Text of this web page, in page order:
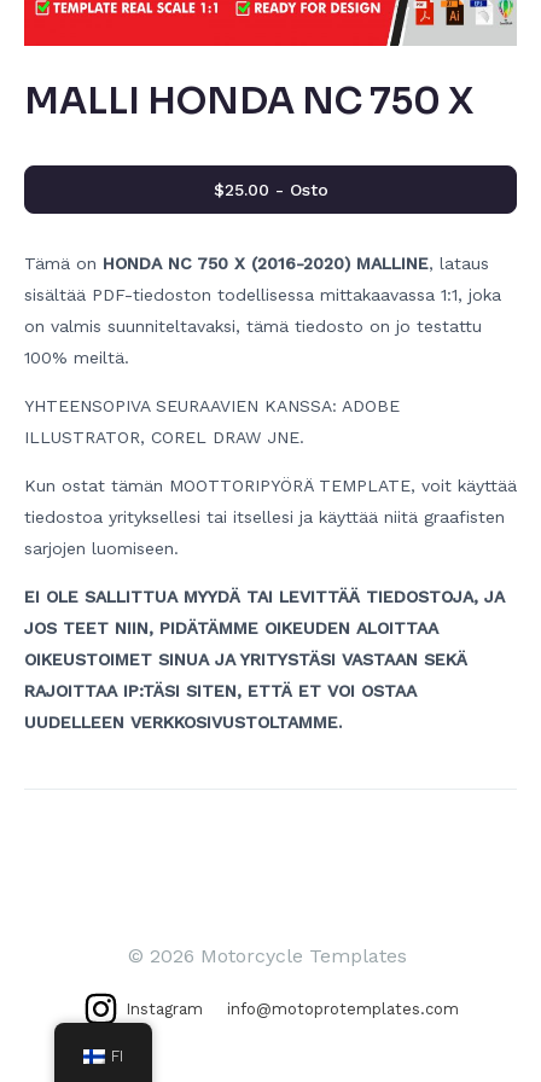
MALLI HONDA NC 750 X
Tämä on HONDA NC 750 X (2016-2020) MALLINE, lataus
sisältää PDF-tiedoston todellisessa mittakaavassa 1:1, joka
on valmis suunniteltavaksi, tämä tiedosto on jo testattu
100% meiltä.
YHTEENSOPIVA SEURAAVIEN KANSSA: ADOBE
ILLUSTRATOR, COREL DRAW JNE.
Kun ostat tämän MOOTTORIPYÖRÄ TEMPLATE, voit käyttää
tiedostoa yrityksellesi tai itsellesi ja käyttää niitä graafisten
sarjojen luomiseen.
EI OLE SALLITTUA MYYDÄ TAI LEVITTÄÄ TIEDOSTOJA, JA
JOS TEET NIIN, PIDÄTÄMME OIKEUDEN ALOITTAA
OIKEUSTOIMET SINUA JA YRITYSTÄSI VASTAAN SEKÄ
RAJOITTAA IP:TÄSI SITEN, ETTÄ ET VOI OSTAA
UUDELLEEN VERKKOSIVUSTOLTAMME.
$25.00 - Osto
© 2026 Motorcycle Templates
Instagram info@motoprotemplates.com
FI